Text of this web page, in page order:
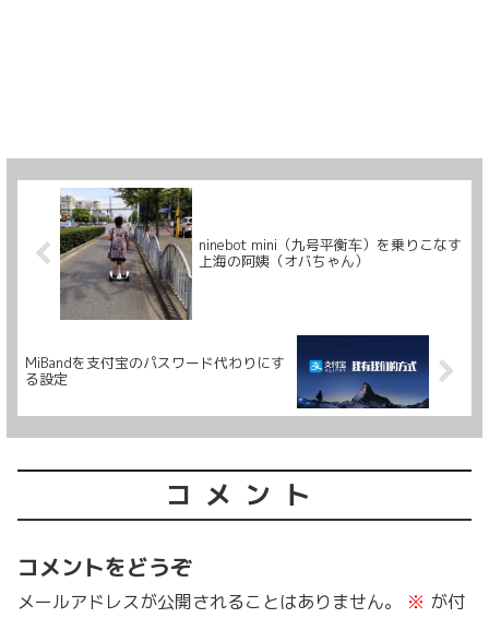
ninebot mini（九号平衡车）を乗りこなす
上海の阿姨（オバちゃん）
MiBandを支付宝のパスワード代わりにす
る設定
コメント
コメントをどうぞ
メールアドレスが公開されることはありません。 ※ が付